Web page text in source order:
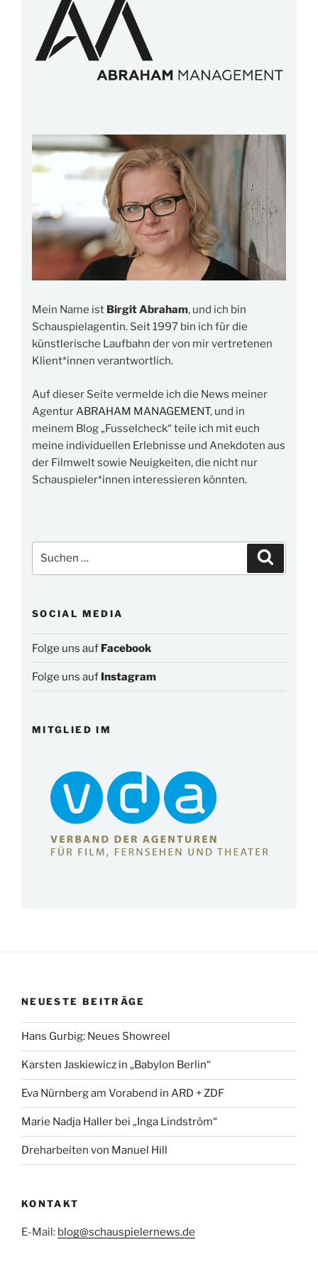
Mein Name ist Birgit Abraham, und ich bin
Schauspielagentin. Seit 1997 bin ich für die
künstlerische Laufbahn der von mir vertretenen
Klient*innen verantwortlich.
Auf dieser Seite vermelde ich die News meiner
AgenturABRAHAM MANAGEMENT, und in
meinem Blog „Fusselcheck“ teile ich mit euch
meine individuellen Erlebnisse und Anekdoten aus
der Filmwelt sowie Neuigkeiten, die nicht nur
Schauspieler*innen interessieren könnten.
nach:
SOCIAL MEDIA
Folge uns auf Facebook
Folge uns auf Instagram
MITGLIED IM
NEUESTE BEITRÄGE
Hans Gurbig: Neues Showreel
Karsten Jaskiewicz in „Babylon Berlin“
Eva Nürnberg am Vorabend in ARD + ZDF
Marie Nadja Haller bei „Inga Lindström“
Dreharbeiten von Manuel Hill
KONTAKT
E-Mail: blog@schauspielernews.de